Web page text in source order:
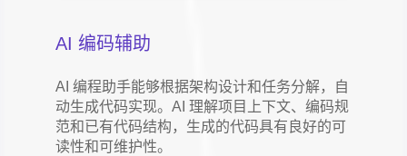
AI 编码辅助
AI 编程助手能够根据架构设计和任务分解，自
动生成代码实现。AI 理解项目上下文、编码规
范和已有代码结构，生成的代码具有良好的可
读性和可维护性。